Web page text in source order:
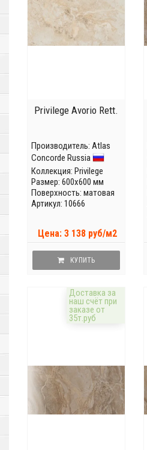
Privilege Avorio Rett.
Производитель: Atlas
Concorde Russia
Коллекция: Privilege
Размер: 600x600 мм
Поверхность: матовая
Артикул: 10666
Цена: 3 138 руб/м2
КУПИТЬ
Доставка за
наш счёт при
заказе от
35т.руб